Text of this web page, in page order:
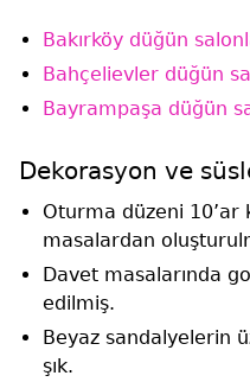
Bakırköy düğün
Bahçelievler düğün
Bayrampaşa düğün
Dekorasyon ve
Oturma düzeni 10’ar
masalardan
Davet masalarında
edilmiş.
Beyaz sandalyelerin
şık.